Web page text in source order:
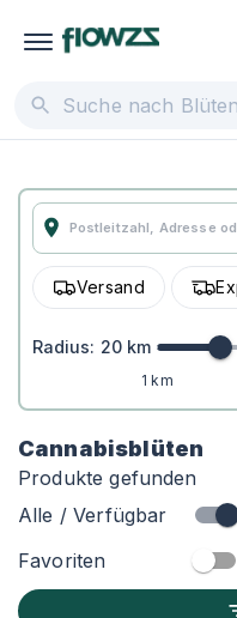
Versand
Radius: 20 km
1 km
Cannabisblüten
Produkte gefunden
Alle / Verfügbar
Favoriten